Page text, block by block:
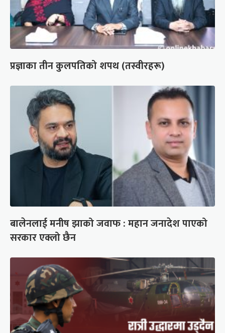
प्रज्ञाका तीन कुलपतिको शपथ (तस्वीरहरू)
बालेनलाई मनीष झाको जवाफ : महान जनादेश पाएको
सरकार एक्लो छैन